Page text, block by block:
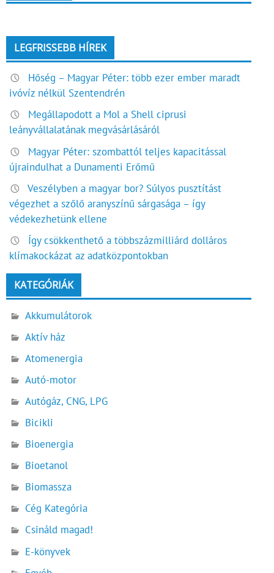
LEGFRISSEBB HÍREK
Hőség – Magyar Péter: több ezer ember maradt
ivóvíz nélkül Szentendrén
Megállapodott a Mol a Shell ciprusi
leányvállalatának megvásárlásáról
Magyar Péter: szombattól teljes kapacitással
újraindulhat a Dunamenti Erőmű
Veszélyben a magyar bor? Súlyos pusztítást
végezhet a szőlő aranyszínű sárgasága – így
védekezhetünk ellene
Így csökkenthető a többszázmilliárd dolláros
klímakockázat az adatközpontokban
KATEGÓRIÁK
Akkumulátorok
Aktív ház
Atomenergia
Autó-motor
Autógáz, CNG, LPG
Bicikli
Bioenergia
Bioetanol
Biomassza
Cég Kategória
Csináld magad!
E-könyvek